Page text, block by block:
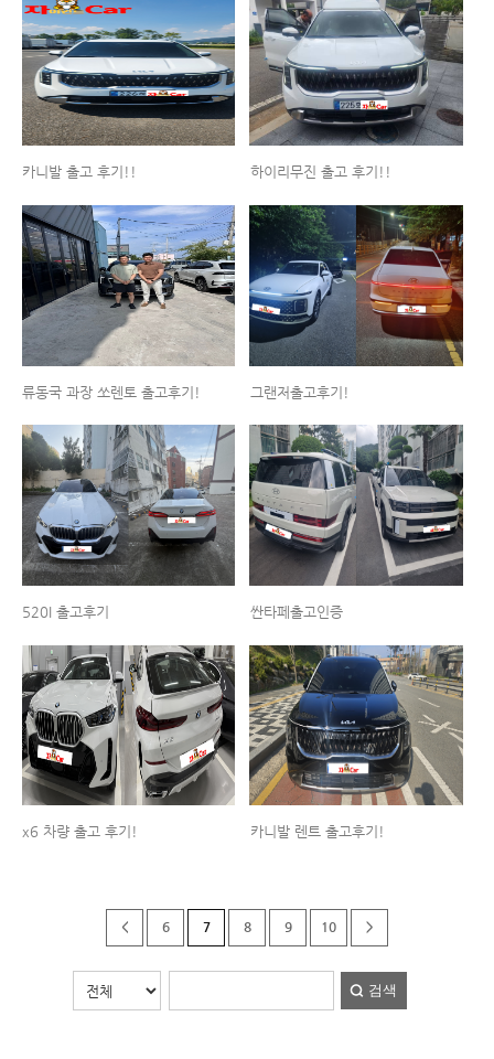
카니발 출고 후기!! 하이리무진 출고 후기!!
류동국 과장 쏘렌토 출고후기! 그랜저출고후기!
520I 출고후기 싼타페출고인증
x6 차량 출고 후기! 카니발 렌트 출고후기!
< 6 7 8 9 10 >
검색